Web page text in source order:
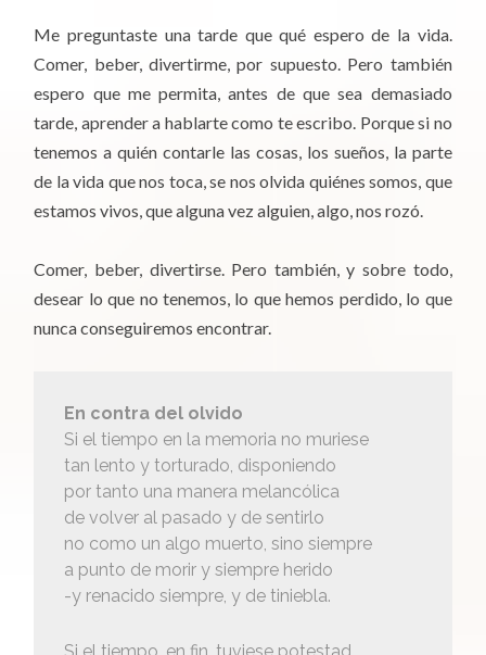
Me preguntaste una tarde que qué espero de la vida.
Comer, beber, divertirme, por supuesto. Pero también
espero que me permita, antes de que sea demasiado
tarde, aprender a hablarte como te escribo. Porque si no
tenemos a quién contarle las cosas, los sueños, la parte
de la vida que nos toca, se nos olvida quiénes somos, que
estamos vivos, que alguna vez alguien, algo, nos rozó.
Comer, beber, divertirse. Pero también, y sobre todo,
desear lo que no tenemos, lo que hemos perdido, lo que
nunca conseguiremos encontrar.
En contra del olvido
Si el tiempo en la memoria no muriese
tan lento y torturado, disponiendo
por tanto una manera melancólica
de volver al pasado y de sentirlo
no como un algo muerto, sino siempre
a punto de morir y siempre herido
-y renacido siempre, y de tiniebla.